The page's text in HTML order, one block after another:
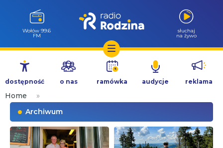
Przejdź
treści
Wołów 99.6
FM
słuchaj
na żywo
dostępność o nas ramówka audycje reklama
Home
»
Archiwum